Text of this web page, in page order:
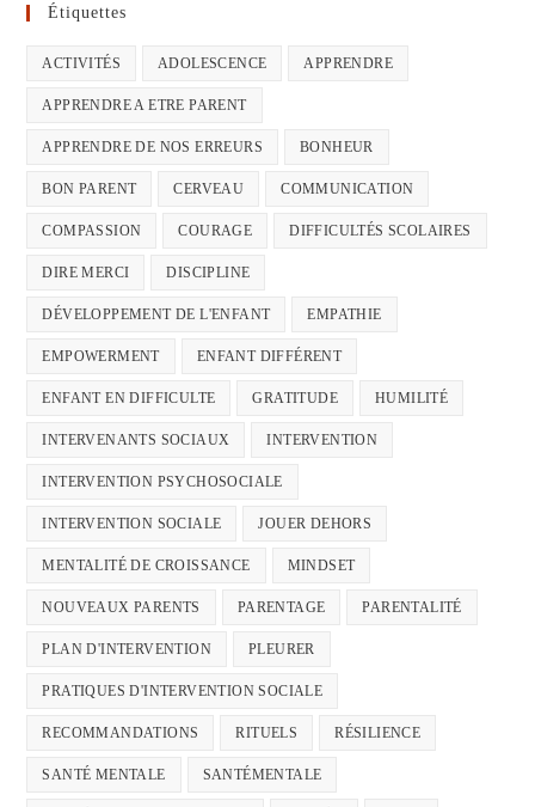
Étiquettes
ACTIVITÉS ADOLESCENCE APPRENDRE
APPRENDRE A ETRE PARENT
APPRENDRE DE NOS ERREURS BONHEUR
BON PARENT CERVEAU COMMUNICATION
COMPASSION COURAGE DIFFICULTÉS SCOLAIRES
DIRE MERCI DISCIPLINE
DÉVELOPPEMENT DE L'ENFANT EMPATHIE
EMPOWERMENT ENFANT DIFFÉRENT
ENFANT EN DIFFICULTE GRATITUDE HUMILITÉ
INTERVENANTS SOCIAUX INTERVENTION
INTERVENTION PSYCHOSOCIALE
INTERVENTION SOCIALE JOUER DEHORS
MENTALITÉ DE CROISSANCE MINDSET
NOUVEAUX PARENTS PARENTAGE PARENTALITÉ
PLAN D'INTERVENTION PLEURER
PRATIQUES D'INTERVENTION SOCIALE
RECOMMANDATIONS RITUELS RÉSILIENCE
SANTÉ MENTALE SANTÉMENTALE